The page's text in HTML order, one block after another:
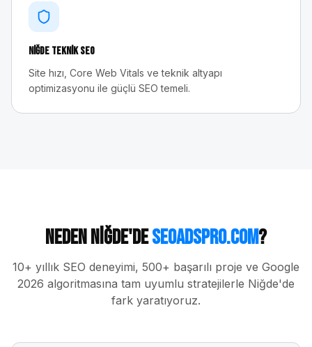
Niğde Teknik SEO
Site hızı, Core Web Vitals ve teknik altyapı
optimizasyonu ile güçlü SEO temeli.
NedenNiğde'deseoadspro.com?
10+ yıllık SEO deneyimi, 500+ başarılı proje ve Google
2026 algoritmasına tam uyumlu stratejilerle Niğde'de
fark yaratıyoruz.